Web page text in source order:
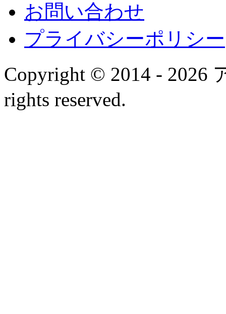
お問い合わせ
プライバシーポリシー
Copyright © 2014 - 2026
rights reserved.